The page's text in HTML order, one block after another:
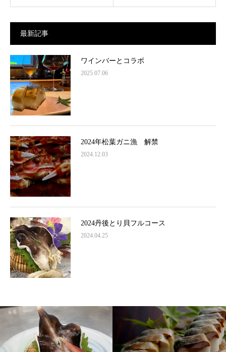
最新記事
ワインバーとコラボ
2025.07.06
2024年松葉ガニ漁 解禁
2024.12.03
2024丹後とり貝フルコース
2024.04.25